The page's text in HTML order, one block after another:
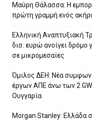
Μαύρη Θάλασσα: Η
πρώτη γραμμή ενός
Ελληνική Αναπτυξιακή
δισ. ευρώ ανοίγει δρόμο
σε μικρομεσαίες
Όμιλος ΔΕΗ: Νέα
έργων ΑΠΕ άνω των 2
Ουγγαρία
Morgan Stanley: Ελλάδα